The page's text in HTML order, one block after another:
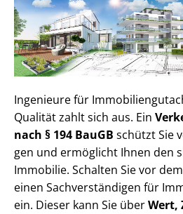
Ingenieure für
Qualität zahlt sich aus. Ein
nach § 194 BauGB schützt Sie
gen und ermöglicht Ihnen den
Immobilie. Schalten Sie vor
einen Sach­ver­stän­di­gen für
ein. Dieser kann Sie überWert,